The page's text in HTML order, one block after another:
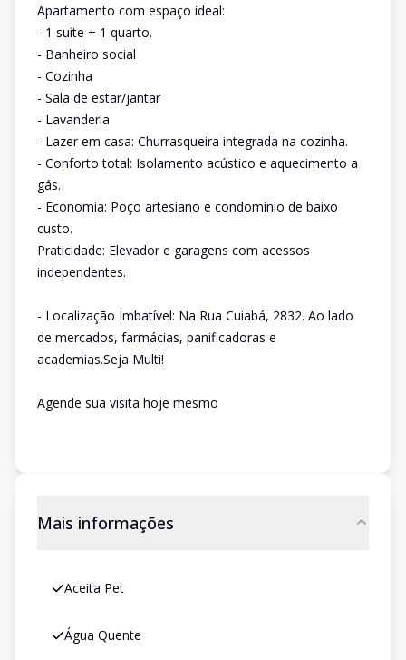
Apartamento com espaço ideal:
- 1 suíte + 1 quarto.
- Banheiro social
- Cozinha
- Sala de estar/jantar
- Lavanderia
- Lazer em casa: Churrasqueira integrada na cozinha.
- Conforto total: Isolamento acústico e aquecimento a
gás.
- Economia: Poço artesiano e condomínio de baixo
custo.
Praticidade: Elevador e garagens com acessos
independentes.
- Localização Imbatível: Na Rua Cuiabá, 2832. Ao lado
de mercados, farmácias, panificadoras e
academias.Seja Multi!
Agende sua visita hoje mesmo
Mais informações
Aceita Pet
Água Quente